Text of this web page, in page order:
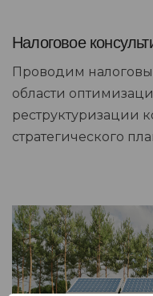
Налоговое
Проводим
области
реструктуризации
стратегического